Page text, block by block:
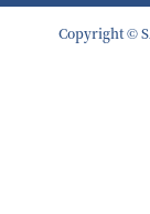
Copyright ©